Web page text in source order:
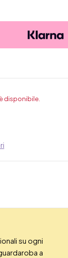
disponibile.
su ogni
a